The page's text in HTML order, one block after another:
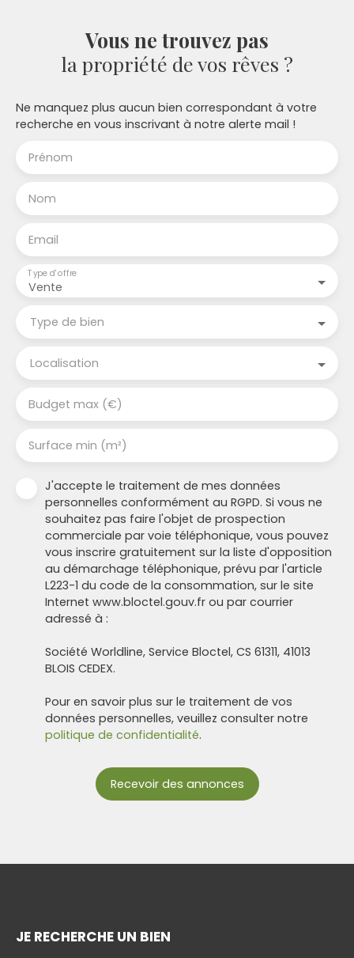
Vous ne trouvez pas
la propriété de vos rêves ?
Ne manquez plus aucun bien correspondant à votre
recherche en vous inscrivant à notre alerte mail !
Prénom
Nom
Email
Vente
Type d'offre
Type de bien
Localisation
Budget max (€)
Surface min (m²)
J'accepte le traitement de mes données
personnelles conformément au RGPD. Si vous ne
souhaitez pas faire l'objet de prospection
commerciale par voie téléphonique, vous pouvez
vous inscrire gratuitement sur la liste d'opposition
au démarchage téléphonique, prévu par l'article
L223-1 du code de la consommation, sur le site
Internet www.bloctel.gouv.fr ou par courrier
adressé à :
Société Worldline, Service Bloctel, CS 61311, 41013
BLOIS CEDEX.
Pour en savoir plus sur le traitement de vos
données personnelles, veuillez consulter notre
politique de confidentialité.
Recevoir des annonces
JE RECHERCHE UN BIEN